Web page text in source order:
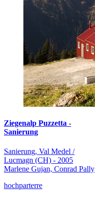
Ziegenalp Puzzetta -
Sanierung
Sanierung, Val Medel /
Lucmagn (CH) - 2005
Marlene Gujan, Conrad Pally
hochparterre